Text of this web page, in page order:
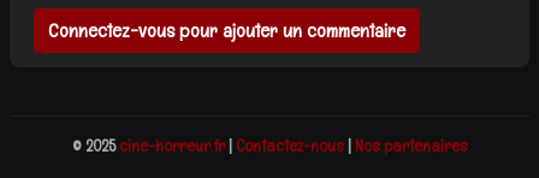
Connectez-vous pour ajouter un commentaire
© 2025cine-horreur.fr| Contactez-nous| Nos partenaires